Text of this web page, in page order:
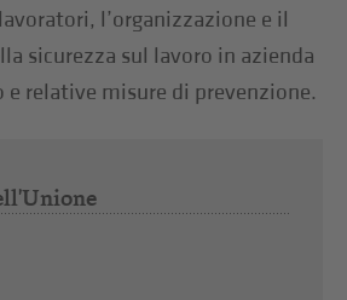
l’organizzazione e il
sicurezza sul lavoro in azienda
relative misure di prevenzione.